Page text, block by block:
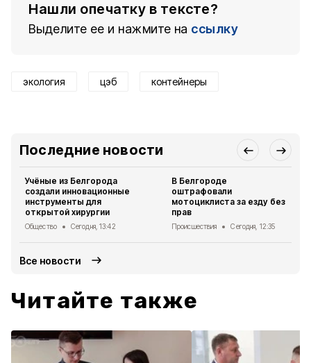
Нашли опечатку в тексте?
Выделите ее и нажмите на ссылку
экология цэб контейнеры
Последние новости
Учёные из Белгорода
создали инновационные
инструменты для
открытой хирургии
Общество Сегодня, 13:42
В Белгороде
оштрафовали
мотоциклиста за езду без
прав
Происшествия Сегодня, 12:35
Все новости
Читайте также